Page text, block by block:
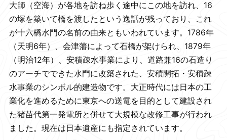
大師（空海）が各地を訪ね歩く途中にこの地を訪れ、16
の塚を築いて橋を渡したという逸話が残っており、これ
が十六橋水門の名前の由来ともいわれています。1786年
（天明6年）、会津藩によって石橋が架けられ、1879年
（明治12年）、安積疎水事業により、道路兼16の石造り
のアーチでできた水門に改築された、安積開拓・安積疎
水事業のシンボル的建造物です。大正時代には日本の工
業化を進めるために東京への送電を目的として建設され
た猪苗代第一発電所と併せて大規模な改修工事が行われ
ました。現在は日本遺産にも指定されています。